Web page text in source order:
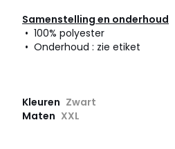
Samenstelling en onderhoud
• 100% polyester
• Onderhoud : zie etiket
Kleuren Zwart
Maten XXL